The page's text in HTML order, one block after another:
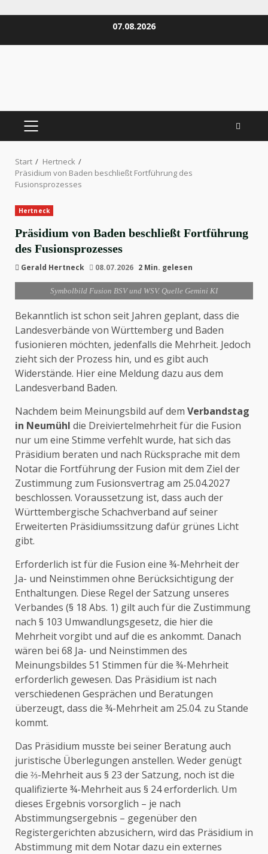
07.08.2026
PRIMÄRES
Start
Hertneck
Präsidium von Baden beschließt Fortführung des
Fusionsprozesses
Hertneck
Präsidium von Baden beschließt Fortführung
des Fusionsprozesses
Gerald Hertneck 08.07.2026 2 Min. gelesen
Symbolbild Fusion BSV und WSV. Quelle Gemini KI
Bekanntlich ist schon seit Jahren geplant, dass die
Landesverbände von Württemberg und Baden
fusionieren möchten, jedenfalls die Mehrheit. Jedoch
zieht sich der Prozess hin, und es gibt auch
Widerstände. Hier eine Meldung dazu aus dem
Landesverband Baden.
Nachdem beim Meinungsbild auf dem Verbandstag
in Neumühl die Dreiviertelmehrheit für die Fusion
nur um eine Stimme verfehlt wurde, hat sich das
Präsidium beraten und nach Rücksprache mit dem
Notar die Fortführung der Fusion mit dem Ziel der
Zustimmung zum Fusionsvertrag am 25.04.2027
beschlossen. Voraussetzung ist, dass auch der
Württembergische Schachverband auf seiner
Erweiterten Präsidiumssitzung dafür grünes Licht
gibt.
Erforderlich ist für die Fusion eine ¾-Mehrheit der
Ja- und Neinstimmen ohne Berücksichtigung der
Enthaltungen. Diese Regel der Satzung unseres
Verbandes (§ 18 Abs. 1) gilt auch für die Zustimmung
nach § 103 Umwandlungsgesetz, die hier die
Mehrheit vorgibt und auf die es ankommt. Danach
wären bei 68 Ja- und Neinstimmen des
Meinungsbildes 51 Stimmen für die ¾-Mehrheit
erforderlich gewesen. Das Präsidium ist nach
verschiedenen Gesprächen und Beratungen
überzeugt, dass die ¾-Mehrheit am 25.04. zu Stande
kommt.
Das Präsidium musste bei seiner Beratung auch
juristische Überlegungen anstellen. Weder genügt
die ⅔-Mehrheit aus § 23 der Satzung, noch ist die
qualifizierte ¾-Mehrheit aus § 24 erforderlich. Um
dieses Ergebnis vorsorglich – je nach
Abstimmungsergebnis – gegenüber den
Registergerichten abzusichern, wird das Präsidium in
Abstimmung mit dem Notar dazu ein externes